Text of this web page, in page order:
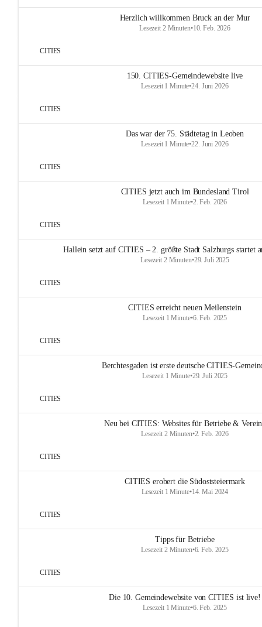
Herzlich willkommen Bruck an der Mur
Lesezeit 2 Minuten•10. Feb. 2026
CITIES
150. CITIES-Gemeindewebsite live
Lesezeit 1 Minute•24. Juni 2026
CITIES
Das war der 75. Städtetag in Leoben
Lesezeit 1 Minute•22. Juni 2026
CITIES
CITIES jetzt auch im Bundesland Tirol
Lesezeit 1 Minute•2. Feb. 2026
CITIES
Hallein setzt auf CITIES – 2. größte Stadt Salzburgs startet
Lesezeit 2 Minuten•29. Juli 2025
CITIES
CITIES erreicht neuen Meilenstein
Lesezeit 1 Minute•6. Feb. 2025
CITIES
Berchtesgaden ist erste deutsche CITIES-
Lesezeit 1 Minute•29. Juli 2025
CITIES
Neu bei CITIES: Websites für Betriebe &
Lesezeit 2 Minuten•2. Feb. 2026
CITIES
CITIES erobert die Südoststeiermark
Lesezeit 1 Minute•14. Mai 2024
CITIES
Tipps für Betriebe
Lesezeit 2 Minuten•6. Feb. 2025
CITIES
Die 10. Gemeindewebsite von CITIES ist live!
Lesezeit 1 Minute•6. Feb. 2025